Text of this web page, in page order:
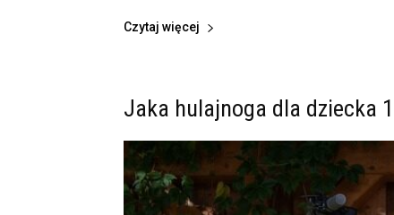
Czytaj więcej
Jaka hulajnoga dla dziecka